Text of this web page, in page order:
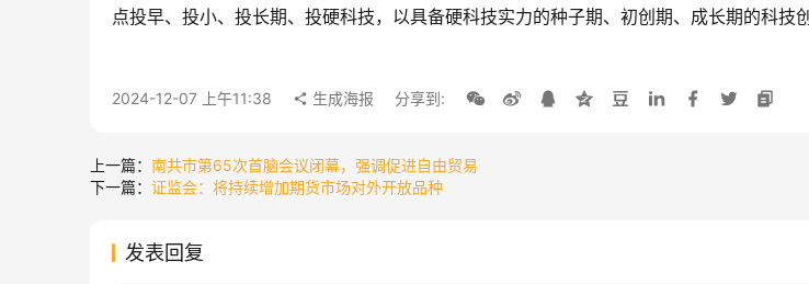
点投早、投小、投长期、投硬科技，以具备硬科技实力的种子期、初创期、成长期的科技
2024-12-07 上午11:38 生成海报 分享到:
上一篇： 南共市第65次首脑会议闭幕，强调促进自由贸易
下一篇： 证监会：将持续增加期货市场对外开放品种
发表回复